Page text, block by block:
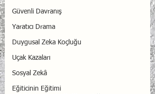
Güvenli Davranış
Yaratıcı Drama
Duygusal Zeka Koçluğu
Uçak Kazaları
Sosyal Zekâ
Eğiticinin Eğitimi